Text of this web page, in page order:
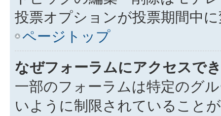
投票オプションが投票期間中
ページトップ
なぜフォーラムにアクセスで
一部のフォーラムは特定のグ
いように制限されていること